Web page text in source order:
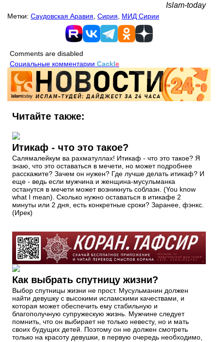
Islam-today
Метки: Саудовская Аравия Сирия МИД Сирии
Comments are disabled
Социальные комментарии Cackle
Читайте также:
Итикаф - что это такое?
Салямалейкум ва рахматуллах! Итикаф - что это такое? Я
знаю, что это оставаться в мечети, но может подробнее
расскажите? Зачем он нужен? Где лучше делать итикаф? И
еще - ведь если мужчина и женщина-мусульманка
останутся в мечети может возникнуть соблазн. (You know
what I mean). Сколько нужно оставаться в итикафе 2
минуты или 2 дня, есть конкретные сроки? Заранее, фэнкс.
(Ирек)
Как выбрать спутницу жизни?
Выбор спутницы жизни не прост. Мусульманин должен
найти девушку с высокими исламскими качествами, и
которая может обеспечить ему стабильную и
благополучную супружескую жизнь. Мужчине следует
помнить, что он выбирает не только невесту, но и мать
своих будущих детей. Поэтому он не должен смотреть
только на красоту девушки, в первую очередь необходимо,